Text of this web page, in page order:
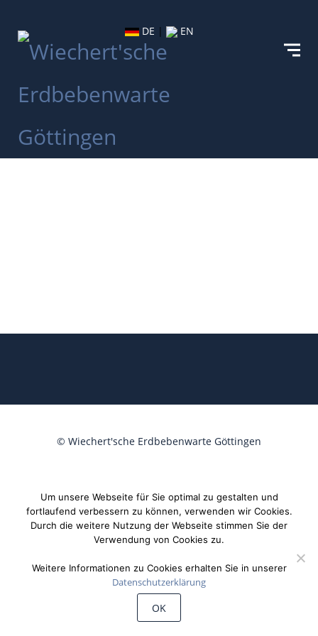
DE | EN
© Wiechert'sche Erdbebenwarte Göttingen
Um unsere Webseite für Sie optimal zu gestalten und
fortlaufend verbessern zu können, verwenden wir Cookies.
Durch die weitere Nutzung der Webseite stimmen Sie der
Verwendung von Cookies zu.
Weitere Informationen zu Cookies erhalten Sie in unserer
Datenschutzerklärung
OK